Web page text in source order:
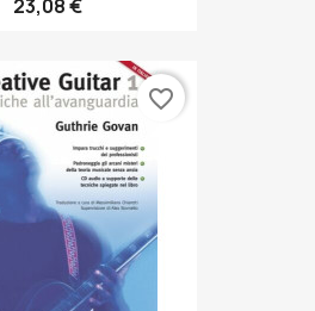
23,08 €
favorite_border